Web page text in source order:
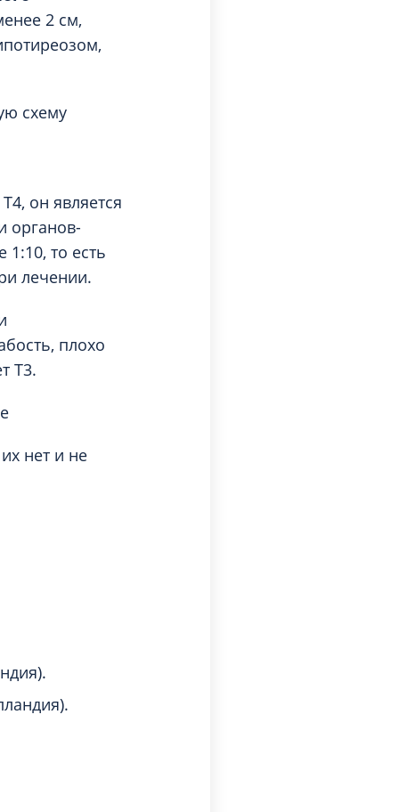
2 см,
схему
он является
органов-
то есть
лечении.
плохо
Т3.
нет и не